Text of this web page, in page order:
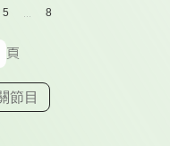
5 ... 8
頁
關單集
節目